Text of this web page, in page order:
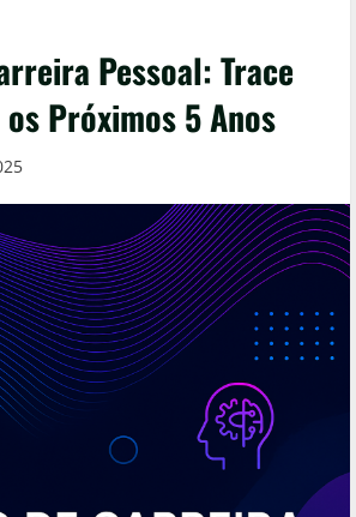
Pessoal: Trace
Próximos 5 Anos